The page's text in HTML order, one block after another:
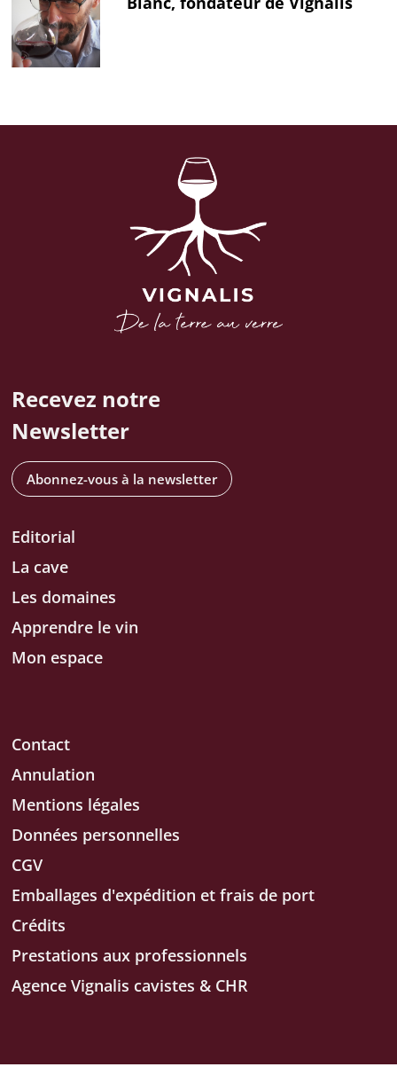
Recevez notre
Newsletter
Abonnez-vous à la newsletter
Editorial
La cave
Les domaines
Apprendre le vin
Mon espace
Contact
Annulation
Mentions légales
Données personnelles
CGV
Emballages d'expédition et frais de port
Crédits
Prestations aux professionnels
Agence Vignalis cavistes & CHR